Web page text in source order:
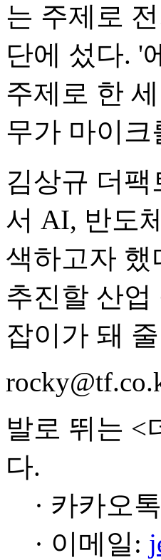
는 주제로
단에 섰다. '
주제로 한
무가 마이크
김상규 더
서 AI, 반도
색하고자
추진할 산
잡이가 돼
발로 뛰는 <
다.
· 카카오
· 이메일: